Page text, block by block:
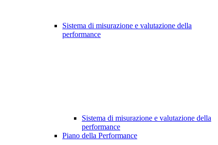
Sistema di misurazione e valutazione della
performance
Sistema di misurazione e valutazione della
performance
Piano della Performance